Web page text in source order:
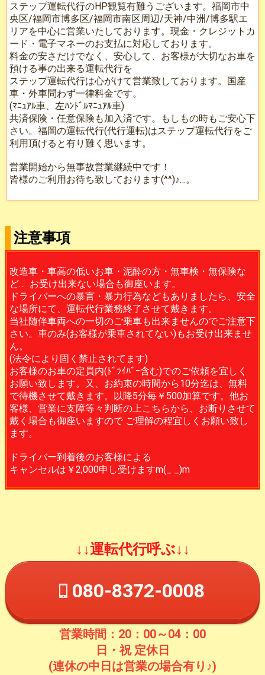
ステップ運転代行のHP観覧有難うございます。福岡市中
央区/福岡市博多区/福岡市南区周辺/天神/中洲/博多駅エ
リアを中心に営業いたしております。現金・クレジットカ
ード・電子マネーのお支払に対応しております。
料金の安さだけでなく、安心して、お客様が大切なお車を
預ける事の出来る運転代行を
ステップ運転代行は心がけて営業致しております。国産
車・外車問わず一律料金です。
(ﾏﾆｭｱﾙ車、左ﾊﾝﾄﾞﾙﾏﾆｭｱﾙ車)
共済保険・任意保険も加入済です。もしもの時もご安心下
さい。福岡の運転代行(代行運転)はステップ運転代行をご
利用頂けると有り難く思います。
営業開始から無事故営業継続中です！
皆様のご利用お待ち致しております(^^)♪…。
注意事項
改造車・車高の低いお車・泥酔の方・無車検・無保険な
ど… お受け出来ない場合も御座います。
ドライバーへの暴言・暴力行為などもありましたら、安全
な場所にて、運転代行業務終了させて戴きます。
当社随伴車両への一切のご乗車も出来ませんのでご注意下
さい。車のみ(お客様が乗車されてない)もお受け出来ませ
ん。
(法令により固く禁止されてます)
お客様のお車の定員内(ﾄﾞﾗｲﾊﾞｰ含む)でのご依頼を宜しく
お願い致します。又、お約束の時間から10分迄は、無料
で待機させて戴きます。以降5分毎￥500加算です。他お
客様、営業に支障等々判断の上こちらから、お断りさせて
戴く場合も御座いますので ご理解の程宜しくお願い致し
ます。
ドライバー到着後のお客様による
キャンセルは￥2,000申し受けますm(_ _)m
↓↓運転代行呼ぶ↓↓
080-8372-0008
営業時間：20：00～04：00
日・祝 定休日
(連休の中日は営業の場合有り♪)